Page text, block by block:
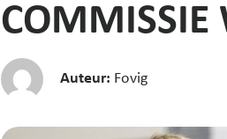
COMMISSIE
Auteur: Fovig